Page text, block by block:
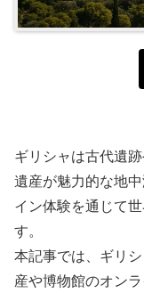
ギリシャは古代遺
遺産が魅力的な地
イン体験を通じて
す。
本記事では、ギリ
産や博物館のオン